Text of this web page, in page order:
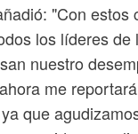
"Con estos
los líderes de
nuestro
me
que